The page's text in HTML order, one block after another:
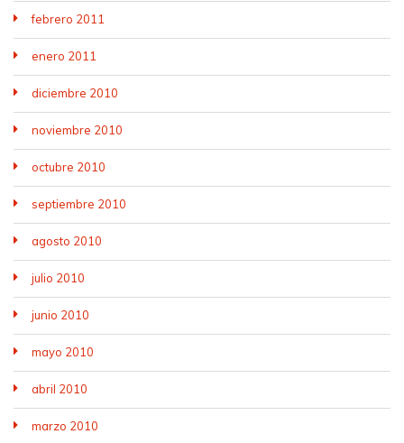
febrero 2011
enero 2011
diciembre 2010
noviembre 2010
octubre 2010
septiembre 2010
agosto 2010
julio 2010
junio 2010
mayo 2010
abril 2010
marzo 2010